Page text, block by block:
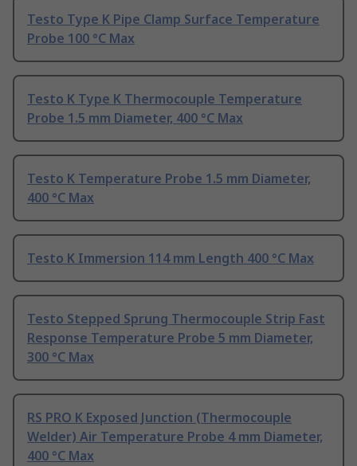
Testo Type K Pipe Clamp Surface Temperature
Probe 100 °C Max
Testo K Type K Thermocouple Temperature
Probe 1.5 mm Diameter, 400 °C Max
Testo K Temperature Probe 1.5 mm Diameter,
400 °C Max
Testo K Immersion 114 mm Length 400 °C Max
Testo Stepped Sprung Thermocouple Strip Fast
Response Temperature Probe 5 mm Diameter,
300 °C Max
RS PRO K Exposed Junction (Thermocouple
Welder) Air Temperature Probe 4 mm Diameter,
400 °C Max